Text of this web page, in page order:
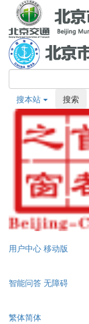
搜本站 搜索
用户中心 移动版
智能问答 无障碍
繁体简体